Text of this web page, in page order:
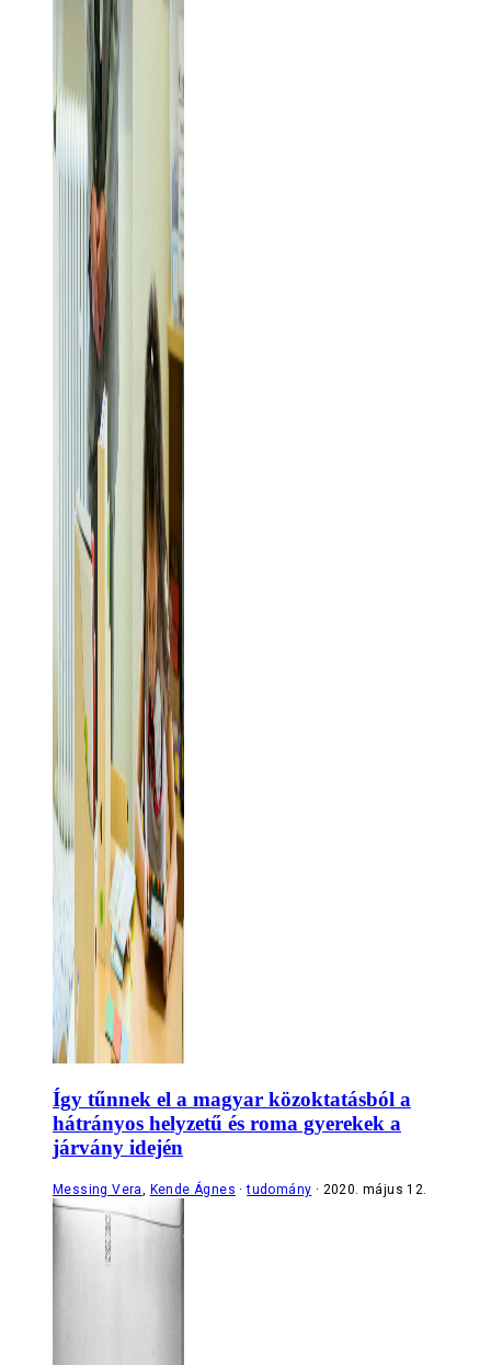
Így tűnnek el a magyar közoktatásból a
hátrányos helyzetű és roma gyerekek a
járvány idején
Messing Vera, Kende Ágnes tudomány 2020. május 12.